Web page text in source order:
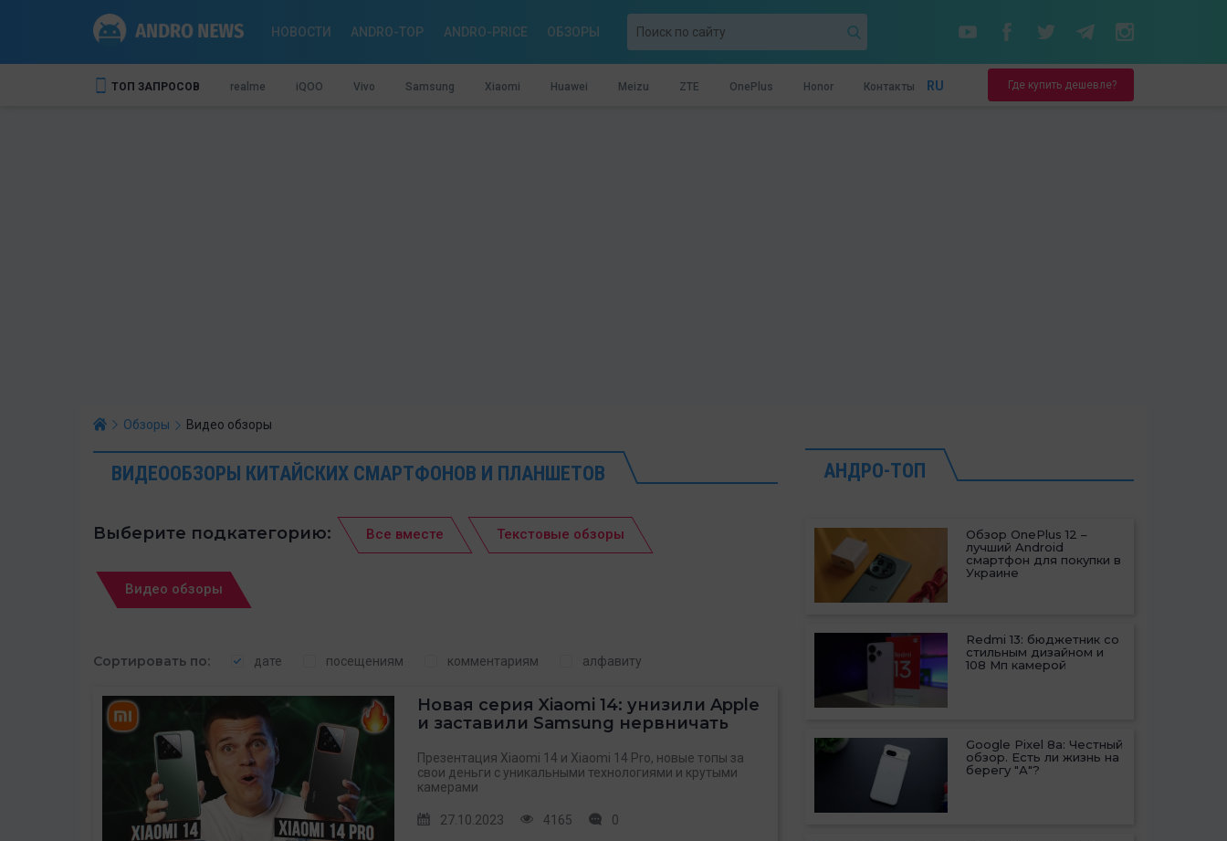
НОВОСТИ ANDRO-TOP ANDRO-PRICE ОБЗОРЫ
ТОП ЗАПРОСОВ realme iQOO Vivo Samsung Xiaomi Huawei Meizu ZTE OnePlus Honor Контакты RU Где купить дешевле?
Обзоры Видео обзоры
ВИДЕООБЗОРЫ КИТАЙСКИХ СМАРТФОНОВ И ПЛАНШЕТОВ
Выберите подкатегорию: Все вместе Текстовые обзоры
Видео обзоры
Сортировать по: дате посещениям комментариям алфавиту
Новая серия Xiaomi 14: унизили Apple
и заставили Samsung нервничать
Презентация Xiaomi 14 и Xiaomi 14 Pro, новые топы за
свои деньги с уникальными технологиями и крутыми
камерами
27.10.2023 4165 0
АНДРО-ТОП
Обзор OnePlus 12 –
лучший Android
смартфон для покупки в
Украине
Redmi 13: бюджетник со
стильным дизайном и
108 Мп камерой
Google Pixel 8a: Честный
обзор. Есть ли жизнь на
берегу "А"?